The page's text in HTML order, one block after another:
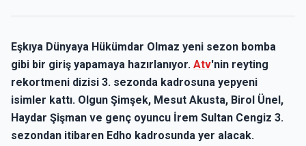
Eşkıya Dünyaya Hükümdar Olmaz yeni sezon bomba
gibi bir giriş yapamaya hazırlanıyor. Atv'nin reyting
rekortmeni dizisi 3. sezonda kadrosuna yepyeni
isimler kattı. Olgun Şimşek, Mesut Akusta, Birol Ünel,
Haydar Şişman ve genç oyuncu İrem Sultan Cengiz 3.
sezondan itibaren Edho kadrosunda yer alacak.